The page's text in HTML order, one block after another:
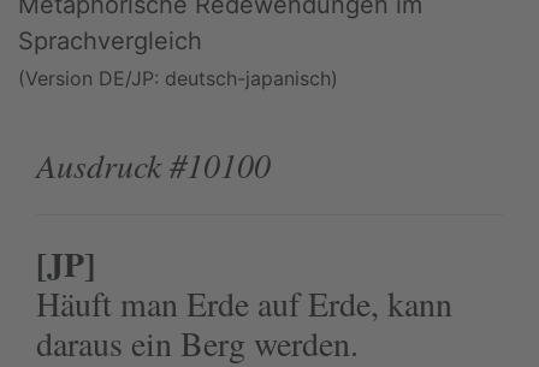
Sprachvergleich
(Version DE/JP: deutsch-japanisch)
Ausdruck #10100
[JP]
Häuft man Erde auf Erde, kann
daraus ein Berg werden.